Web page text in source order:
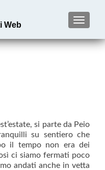
MENU
Web
si parte da Peio
su sentiero che
il tempo non era dei
ci siamo fermati poco
andati anche in vetta